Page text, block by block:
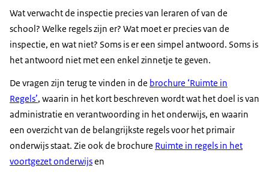
de business as usual gewoon je ding doen zoals je
dat altijd doet op een dag.
Daar gaat straks ook het gesprek over met elkaar
om te kijken van: wat gaat goed?
te stellen?
(FLUISTEREND) Mag ik jou wat vragen?
-Ja.
Wat ben je aan het doen?
Wat verwacht de inspectie precies van leraren of van de
school? Welke regels zijn er? Wat moet er precies van de
inspectie, en wat niet? Soms is er een simpel antwoord. Soms is
het antwoord niet met een enkel zinnetje te geven.
De vragen zijn terug te vinden in de brochure ‘Ruimte in
Regels’, waarin in het kort beschreven wordt wat het doel is van
administratie en verantwoording in het onderwijs, en waarin
een overzicht van de belangrijkste regels voor het primair
onderwijs staat. Zie ook de brochure Ruimte in regels in het
voortgezet onderwijsen